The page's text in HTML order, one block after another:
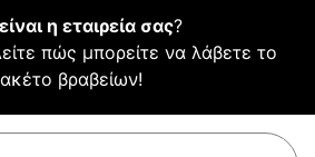
η εταιρεία σας?
πώς μπορείτε να λάβετε το
βραβείων!